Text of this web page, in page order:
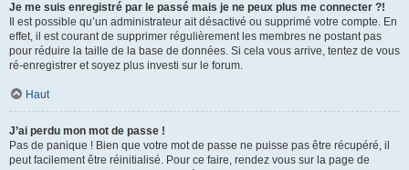
Je me suis enregistré par le passé mais je ne peux plus me connecter ?!
Il est possible qu’un administrateur ait désactivé ou supprimé votre compte. En
effet, il est courant de supprimer régulièrement les membres ne postant pas
pour réduire la taille de la base de données. Si cela vous arrive, tentez de vous
ré-enregistrer et soyez plus investi sur le forum.
Haut
J’ai perdu mon mot de passe !
Pas de panique ! Bien que votre mot de passe ne puisse pas être récupéré, il
peut facilement être réinitialisé. Pour ce faire, rendez vous sur la page de